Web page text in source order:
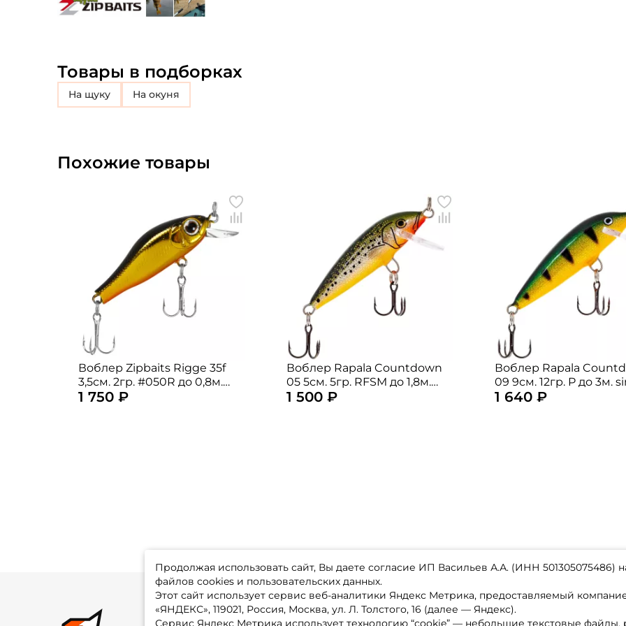
Товары в подборках
на щуку на окуня
Похожие товары
Воблер Zipbaits Rigge 35f
3,5см. 2гр. #050R до 0,8м.
floating
1 750 ₽
Воблер Rapala Countdown
05 5см. 5гр. RFSM до 1,8м.
sinking
1 500 ₽
Воблер Rapala
09 9см. 12гр. P до 3м.
1 640 ₽
Продолжая использовать сайт, Вы даете согласие ИП Васильев А.А. (ИНН 501305075486)
файлов cookies и пользовательских данных.
Этот сайт использует сервис веб-аналитики Яндекс Метрика, предоставляемый
«ЯНДЕКС», 119021, Россия, Москва, ул. Л. Толстого, 16 (далее — Яндекс).
Сервис Яндекс Метрика использует технологию “cookie” — небольшие текстовые